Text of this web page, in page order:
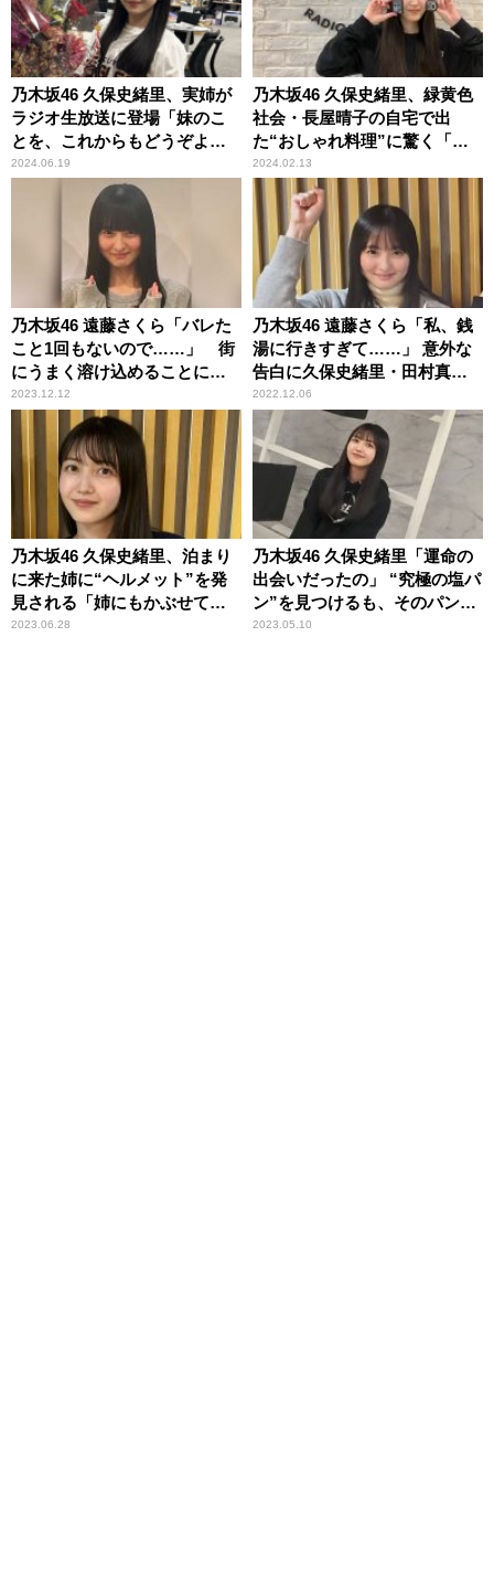
乃木坂46 久保史緒里、実姉が
ラジオ生放送に登場「妹のこ
とを、これからもどうぞよろ
しくお願いいたします」
2024.06.19
乃木坂46 久保史緒里、緑黄色
社会・長屋晴子の自宅で出
た“おしゃれ料理”に驚く「本
当に噂通りおいしかった～」
2024.02.13
乃木坂46 遠藤さくら「バレた
こと1回もないので……」 街
にうまく溶け込めることに久
保史緒里・筒井あやめも驚き
2023.12.12
乃木坂46 遠藤さくら「私、銭
湯に行きすぎて……」 意外な
告白に久保史緒里・田村真佑
もびっくり
2022.12.06
乃木坂46 久保史緒里、泊まり
に来た姉に“ヘルメット”を発
見される「姉にもかぶせてあ
げました」
2023.06.28
乃木坂46 久保史緒里「運命の
出会いだったの」 “究極の塩パ
ン”を見つけるも、そのパン屋
さんは内緒！？
2023.05.10